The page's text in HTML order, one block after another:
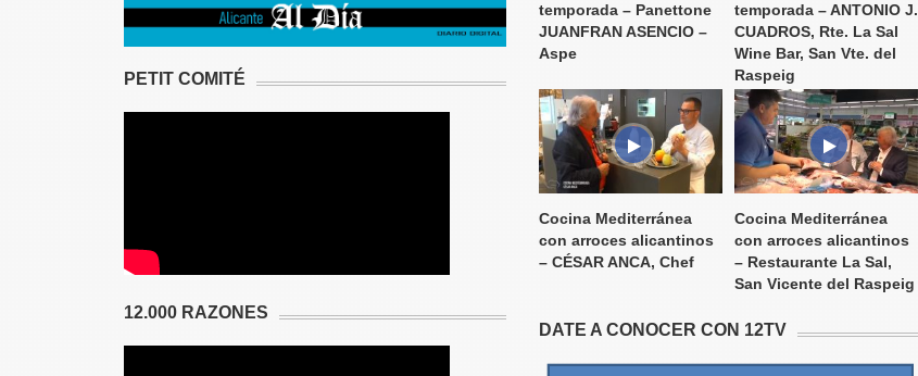
PETIT COMITÉ
12.000 RAZONES
temporada – Panettone
JUANFRAN ASENCIO –
Aspe
temporada – ANTONIO J.
CUADROS, Rte. La Sal
Wine Bar, San Vte. del
Raspeig
Cocina Mediterránea
con arroces alicantinos
– CÉSAR ANCA, Chef
Cocina Mediterránea
con arroces alicantinos
– Restaurante La Sal,
San Vicente del Raspeig
DATE A CONOCER CON 12TV